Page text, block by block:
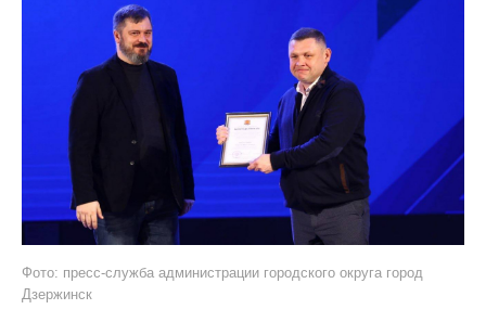
Фото: пресс-служба администрации городского округа город
Дзержинск